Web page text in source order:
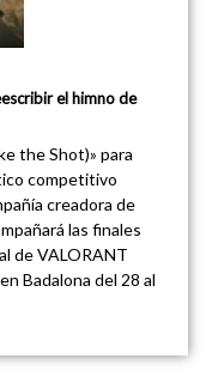
el himno de
the Shot)» para
competitivo
creadora de
las finales
de VALORANT
Badalona del 28 al